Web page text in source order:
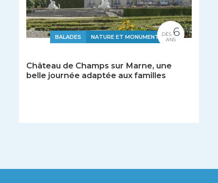
BALADES NATURE ET MONUMENTS
Château de Champs sur Marne, une
belle journée adaptée aux familles
DÈS 6
ANS